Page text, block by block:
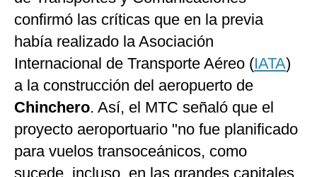
España
Internacional
Tecnología
Club del Suscriptor
Mix
G de Gestión
confirmó las críticas que en la previa
había realizado la Asociación
Internacional de Transporte Aéreo (IATA)
a la construcción del aeropuerto de
Chinchero. Así, el MTC señaló que el
proyecto aeroportuario "no fue planificado
para vuelos transoceánicos, como
sucede, incluso, en las grandes capitales